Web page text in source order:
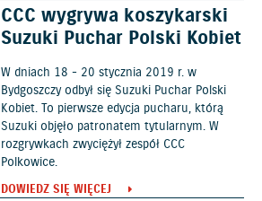
CCC wygrywa koszykarski
Suzuki Puchar Polski Kobiet
W dniach 18 - 20 stycznia 2019 r. w
Bydgoszczy odbył się Suzuki Puchar Polski
Kobiet. To pierwsze edycja pucharu, którą
Suzuki objęło patronatem tytularnym. W
rozgrywkach zwyciężył zespół CCC
Polkowice.
DOWIEDZ SIĘ WIĘCEJ